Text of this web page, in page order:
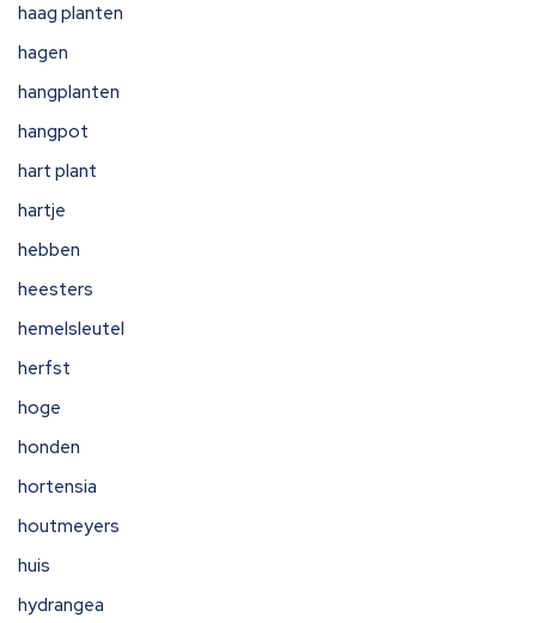
haag planten
hagen
hangplanten
hangpot
hart plant
hartje
hebben
heesters
hemelsleutel
herfst
hoge
honden
hortensia
houtmeyers
huis
hydrangea